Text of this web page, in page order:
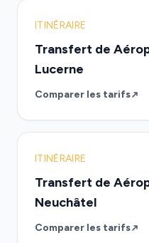
ITINÉRAIRE
Transfert de
Lucerne
Comparer les tarifs
ITINÉRAIRE
Transfert de
Neuchâtel
Comparer les tarifs